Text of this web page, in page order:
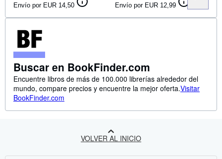
Envío por EUR 14,50 Envío por EUR 12,99
Buscar en BookFinder.com
Encuentre libros de más de 100.000 librerías alrededor del
mundo, compare precios y encuentre la mejor oferta.Visitar
BookFinder.com
VOLVER AL INICIO